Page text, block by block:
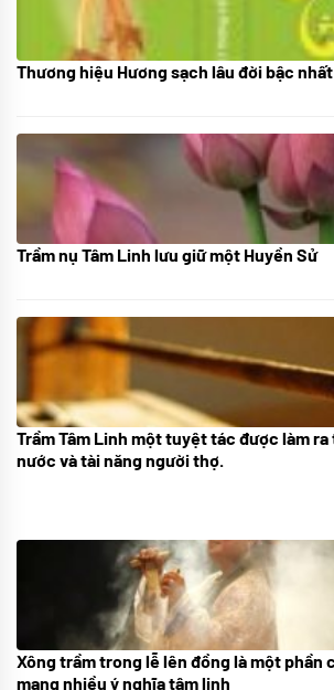
18/10/2025
Thương hiệu Hương sạch lâu đời bậc
05/10/2025
Trầm nụ Tâm Linh lưu giữ một Huyền Sử
09/06/2024
Trầm Tâm Linh một tuyệt tác được làm
nước và tài năng người thợ.
21/07/2024
Xông trầm trong lễ lên đồng là một phần
mang nhiều ý nghĩa tâm linh